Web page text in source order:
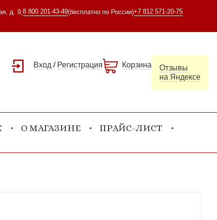
д. 9, 8 800 201-43-49(бесплатно по России)+7 812 571-20-75
Вход / Регистрация Корзина
Отзывы
на Яндексе
О МАГАЗИНЕ ПРАЙС-ЛИСТ